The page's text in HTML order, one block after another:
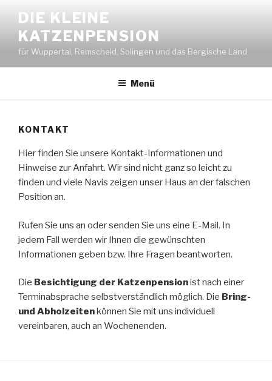
Inhalt
springen
DIE KLEINE
KATZENPENSION
für Wuppertal, Remscheid, Solingen und das Bergische Land
Menü
KONTAKT
Hier finden Sie unsere Kontakt-Informationen und
Hinweise zur Anfahrt. Wir sind nicht ganz so leicht zu
finden und viele Navis zeigen unser Haus an der falschen
Position an.
Rufen Sie uns an oder senden Sie uns eine E-Mail. In
jedem Fall werden wir Ihnen die gewünschten
Informationen geben bzw. Ihre Fragen beantworten.
Die Besichtigung der Katzenpensionist nach einer
Terminabsprache selbstverständlich möglich. Die Bring-
und Abholzeitenkönnen Sie mit uns individuell
vereinbaren, auch an Wochenenden.